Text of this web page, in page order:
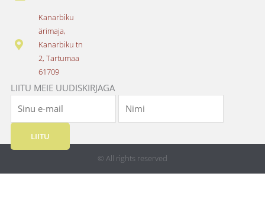
Kanarbiku
ärimaja,
Kanarbiku tn
2, Tartumaa
61709
LIITU MEIE UUDISKIRJAGA
LIITU
© All rights reserved